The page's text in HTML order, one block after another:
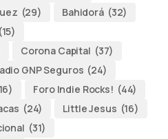
(29) Bahidorá (32)
(15)
Corona Capital (37)
GNP Seguros (24)
Foro Indie Rocks! (44)
(24) Little Jesus (16)
(31)